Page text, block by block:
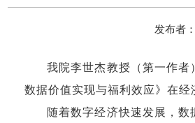
发布者
我院李世杰教授（第一作
数据价值实现与福利效应》在
随着数字经济快速发展，